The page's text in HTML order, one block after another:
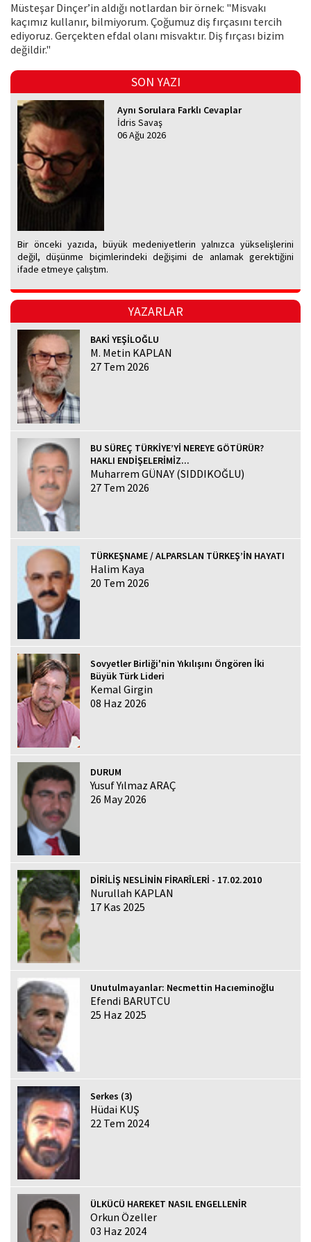
Müsteşar Dinçer’in aldığı notlardan bir örnek: "Misvakı
kaçımız kullanır, bilmiyorum. Çoğumuz diş fırçasını tercih
ediyoruz. Gerçekten efdal olanı misvaktır. Diş fırçası bizim
değildir."
SON YAZI
Aynı Sorulara Farklı Cevaplar
İdris Savaş
06 Ağu 2026
Bir önceki yazıda, büyük medeniyetlerin yalnızca yükselişlerini
değil, düşünme biçimlerindeki değişimi de anlamak gerektiğini
ifade etmeye çalıştım.
YAZARLAR
BAKİ YEŞİLOĞLU
M. Metin KAPLAN
27 Tem 2026
BU SÜREÇ TÜRKİYE’Yİ NEREYE GÖTÜRÜR?
HAKLI ENDİŞELERİMİZ...
Muharrem GÜNAY (SIDDIKOĞLU)
27 Tem 2026
TÜRKEŞNAME / ALPARSLAN TÜRKEŞ’İN HAYATI
Halim Kaya
20 Tem 2026
Sovyetler Birliği'nin Yıkılışını Öngören İki
Büyük Türk Lideri
Kemal Girgin
08 Haz 2026
DURUM
Yusuf Yılmaz ARAÇ
26 May 2026
DİRİLİŞ NESLİNİN FİRARÎLERİ - 17.02.2010
Nurullah KAPLAN
17 Kas 2025
Unutulmayanlar: Necmettin Hacıeminoğlu
Efendi BARUTCU
25 Haz 2025
Serkes (3)
Hüdai KUŞ
22 Tem 2024
ÜLKÜCÜ HAREKET NASIL ENGELLENİR
Orkun Özeller
03 Haz 2024